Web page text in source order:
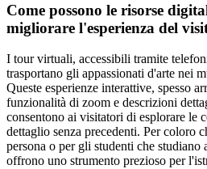
Come possono le risorse
migliorare l'esperienza del
I tour virtuali, accessibili tramite
trasportano gli appassionati d'arte nei
Queste esperienze interattive, spesso
funzionalità di zoom e descrizioni
consentono ai visitatori di esplorare le
dettaglio senza precedenti. Per coloro
persona o per gli studenti che studiano
offrono uno strumento prezioso per